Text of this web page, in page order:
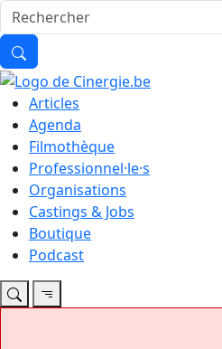
Articles
Agenda
Filmothèque
Professionnel·le·s
Organisations
Castings & Jobs
Boutique
Podcast